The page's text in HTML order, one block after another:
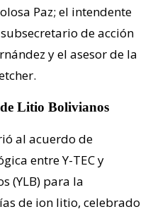
Paz; el intendente
de acción
y el asesor de la
Litio Bolivianos
al acuerdo de
entre Y-TEC y
(YLB) para la
de ion litio, celebrado